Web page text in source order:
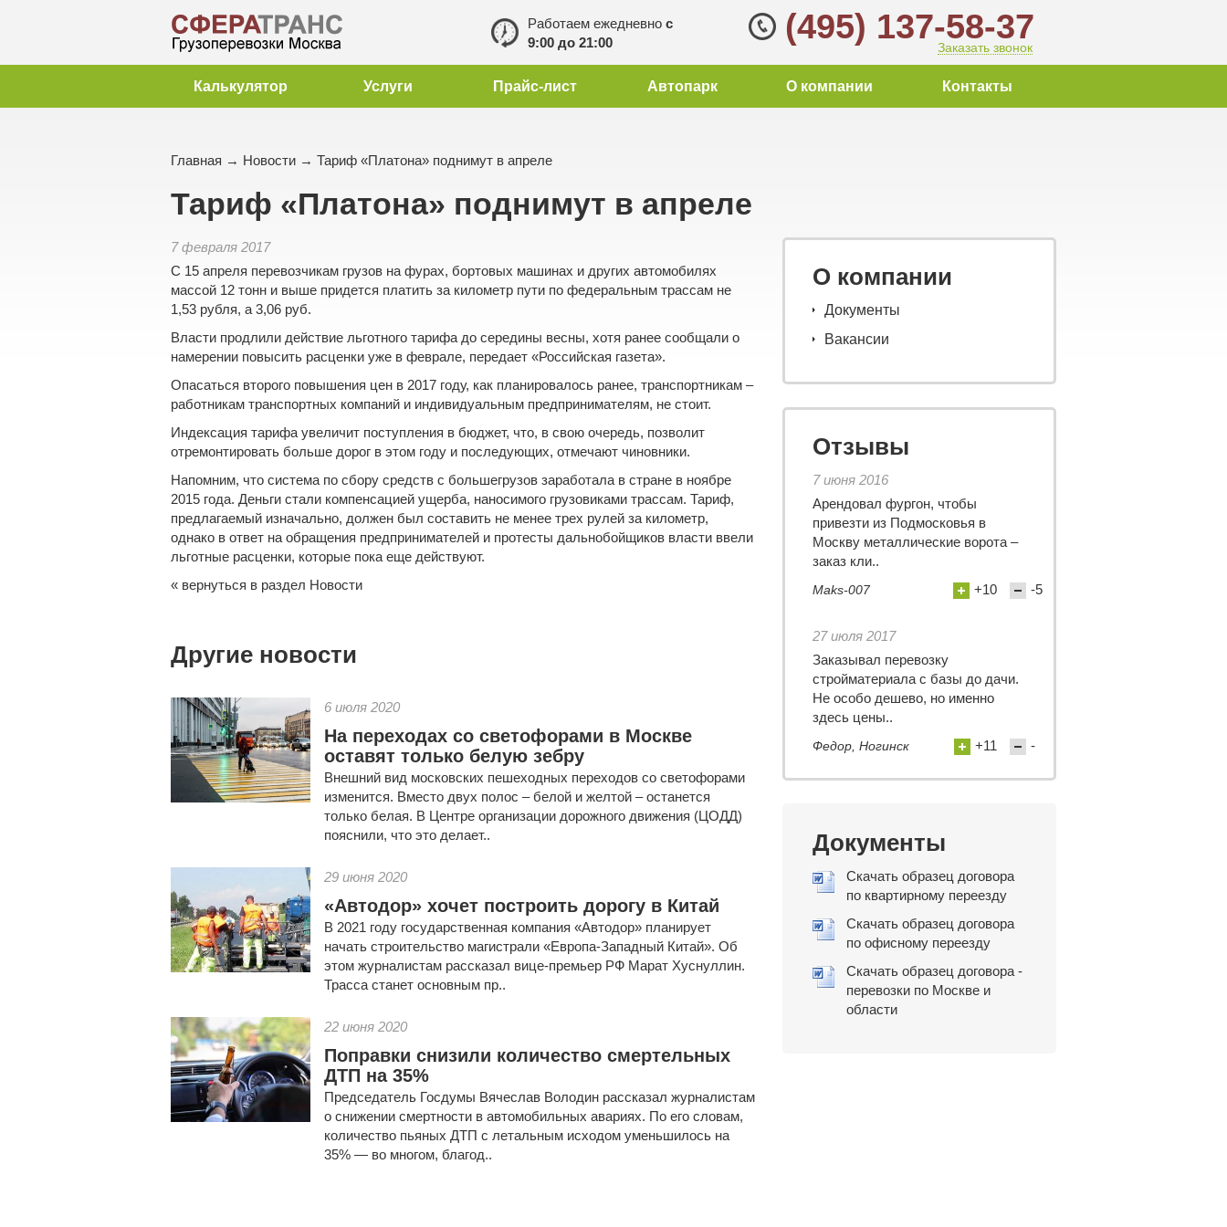
Калькулятор Услуги Прайс-лист Автопарк О компании Контакты
(495) 137-58-37
Заказать звонок
Работаем ежедневно с
9:00 до 21:00
Главная → Новости → Тариф «Платона» поднимут в апреле
Тариф «Платона» поднимут в апреле
7 февраля 2017
С 15 апреля перевозчикам грузов на фурах, бортовых машинах и других автомобилях
массой 12 тонн и выше придется платить за километр пути по федеральным трассам не
1,53 рубля, а 3,06 руб.
Власти продлили действие льготного тарифа до середины весны, хотя ранее сообщали о
намерении повысить расценки уже в феврале, передает «Российская газета».
Опасаться второго повышения цен в 2017 году, как планировалось ранее, транспортникам –
работникам транспортных компаний и индивидуальным предпринимателям, не стоит.
Индексация тарифа увеличит поступления в бюджет, что, в свою очередь, позволит
отремонтировать больше дорог в этом году и последующих, отмечают чиновники.
Напомним, что система по сбору средств с большегрузов заработала в стране в ноябре
2015 года. Деньги стали компенсацией ущерба, наносимого грузовиками трассам. Тариф,
предлагаемый изначально, должен был составить не менее трех рулей за километр,
однако в ответ на обращения предпринимателей и протесты дальнобойщиков власти ввели
льготные расценки, которые пока еще действуют.
« вернуться в раздел Новости
Другие новости
6 июля 2020
На переходах со светофорами в Москве
оставят только белую зебру
Внешний вид московских пешеходных переходов со светофорами
изменится. Вместо двух полос – белой и желтой – останется
только белая. В Центре организации дорожного движения (ЦОДД)
пояснили, что это делает..
29 июня 2020
«Автодор» хочет построить дорогу в Китай
В 2021 году государственная компания «Автодор» планирует
начать строительство магистрали «Европа-Западный Китай». Об
этом журналистам рассказал вице-премьер РФ Марат Хуснуллин.
Трасса станет основным пр..
22 июня 2020
Поправки снизили количество смертельных
ДТП на 35%
Председатель Госдумы Вячеслав Володин рассказал журналистам
о снижении смертности в автомобильных авариях. По его словам,
количество пьяных ДТП с летальным исходом уменьшилось на
35% — во многом, благод..
О компании
Документы
Вакансии
Отзывы
7 июня 2016
Арендовал фургон, чтобы
привезти из Подмосковья в
Москву металлические ворота –
заказ кли..
Maks-007 +10 -5
27 июля 2017
Заказывал перевозку
стройматериала с базы до дачи.
Не особо дешево, но именно
здесь цены..
Федор, Ногинск +11 -
Документы
Скачать образец договора
по квартирному переезду
Скачать образец договора
по офисному переезду
Скачать образец договора -
перевозки по Москве и
области